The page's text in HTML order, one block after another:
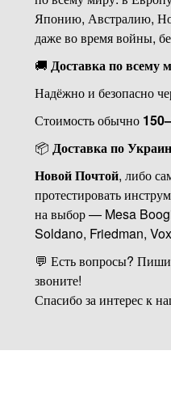
Японию, Австралию,
даже во время войны,
🚚 Доставка по всему
Надёжно и безопасно
Стоимость обычно
📦 Доставка по
Новой Почтой, либо
протестировать
на выбор — Mesa
Soldano, Friedman,
💬 Есть вопросы?
звоните!
Спасибо за интерес к